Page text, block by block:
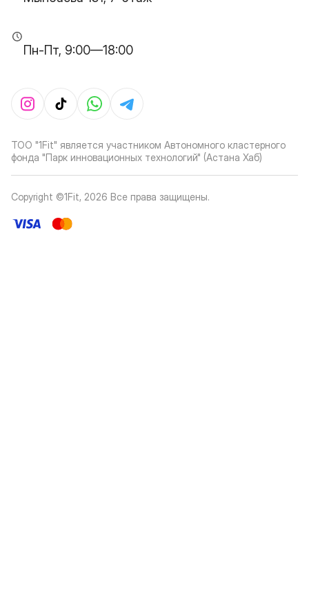
Пн-Пт, 9:00—18:00
ТОО "1Fit" является участником Автономного кластерного
фонда "Парк инновационных технологий" (Астана Хаб)
Copyright ©1Fit, 2026 Все права защищены.